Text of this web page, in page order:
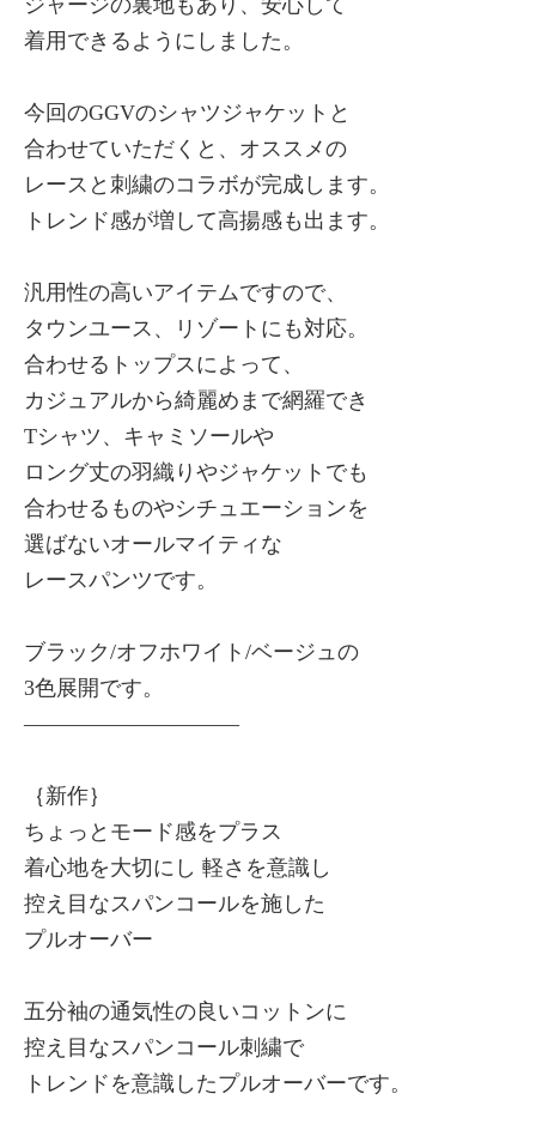
着用できるようにしました。
今回のGGVのシャツジャケットと
合わせていただくと、オススメの
レースと刺繍のコラボが完成します。
トレンド感が増して高揚感も出ます。
汎用性の高いアイテムですので、
タウンユース、リゾートにも対応。
合わせるトップスによって、
カジュアルから綺麗めまで網羅でき
Tシャツ、キャミソールや
ロング丈の羽織りやジャケットでも
合わせるものやシチュエーションを
選ばないオールマイティな
レースパンツです。
ブラック/オフホワイト/ベージュの
3色展開です。
——————————
｛新作｝
ちょっとモード感をプラス
着心地を大切にし 軽さを意識し
控え目なスパンコールを施した
プルオーバー
五分袖の通気性の良いコットンに
控え目なスパンコール刺繍で
トレンドを意識したプルオーバーです。